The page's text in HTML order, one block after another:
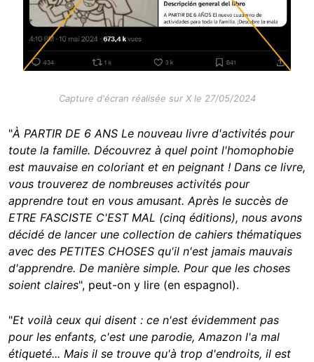
Capture d'écran réalisée sur X le 27/05/2024
"À PARTIR DE 6 ANS Le nouveau livre d'activités pour
toute la famille. Découvrez à quel point l'homophobie
est mauvaise en coloriant et en peignant ! Dans ce livre,
vous trouverez de nombreuses activités pour
apprendre tout en vous amusant. Après le succès de
ETRE FASCISTE C'EST MAL (cinq éditions), nous avons
décidé de lancer une collection de cahiers thématiques
avec des PETITES CHOSES qu'il n'est jamais mauvais
d'apprendre. De manière simple. Pour que les choses
soient claires", peut-on y lire (en espagnol).
"Et voilà ceux qui disent : ce n'est évidemment pas
pour les enfants, c'est une parodie, Amazon l'a mal
étiqueté... Mais il se trouve qu'à trop d'endroits, il est